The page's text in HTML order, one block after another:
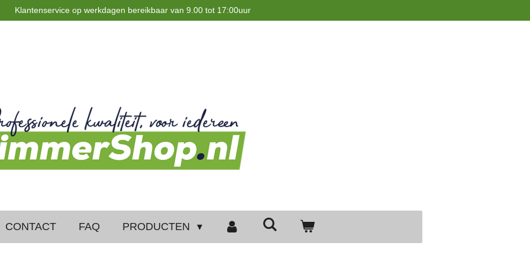
Klantenservice op werkdagen bereikbaar van 9.00 tot 17:00uur
CONTACT FAQ PRODUCTEN